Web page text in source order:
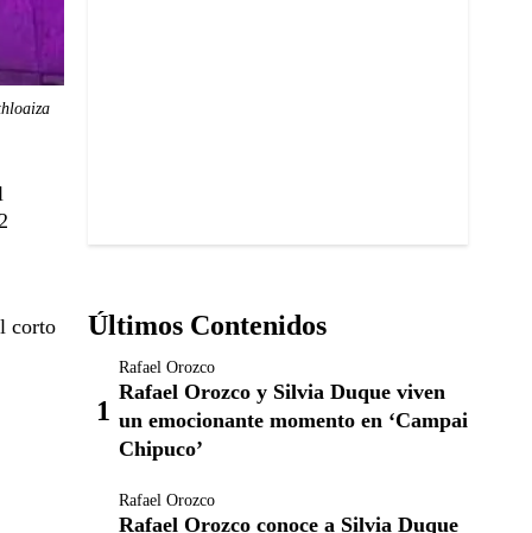
corto
Últimos Contenidos
Rafael Orozco
Rafael Orozco y Silvia Duque viven
un emocionante momento en ‘Campai
Chipuco’
Rafael Orozco
Rafael Orozco conoce a Silvia Duque